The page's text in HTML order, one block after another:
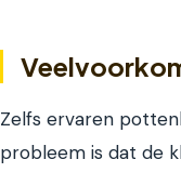
Zelfs ervaren
probleem is dat de